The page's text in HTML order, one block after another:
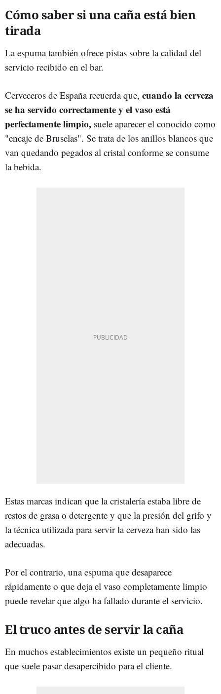
Cómo saber si una caña está bien
tirada
La espuma también ofrece pistas sobre la calidad del
servicio recibido en el bar.
Cerveceros de España recuerda que, cuando la cerveza
se ha servido correctamente y el vaso está
perfectamente limpio, suele aparecer el conocido como
"encaje de Bruselas". Se trata de los anillos blancos que
van quedando pegados al cristal conforme se consume
la bebida.
Estas marcas indican que la cristalería estaba libre de
restos de grasa o detergente y que la presión del grifo y
la técnica utilizada para servir la cerveza han sido las
adecuadas.
Por el contrario, una espuma que desaparece
rápidamente o que deja el vaso completamente limpio
puede revelar que algo ha fallado durante el servicio.
El truco antes de servir la caña
En muchos establecimientos existe un pequeño ritual
que suele pasar desapercibido para el cliente.